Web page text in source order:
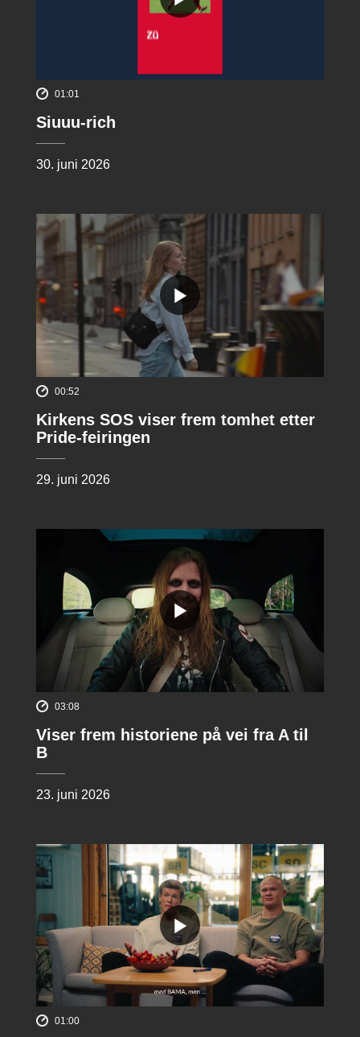
01:01
Siuuu-rich
30. juni 2026
00:52
Kirkens SOS viser frem tomhet etter
Pride-feiringen
29. juni 2026
03:08
Viser frem historiene på vei fra A til
B
23. juni 2026
01:00